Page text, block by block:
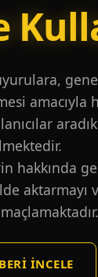
amacıyla
hakkında
aktarmayı
İNCELE